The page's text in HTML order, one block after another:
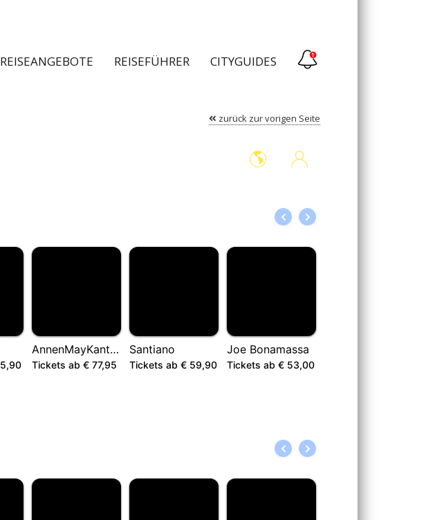
CITYGUIDES
REISEFÜHRER
REISEANGEBOTE
zurück zur vorigen Seite